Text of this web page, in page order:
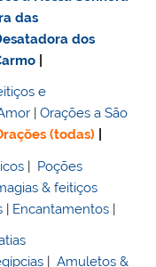
das
dos
e
|Orações a São
(todas)
| Poções
& feitiços
| Encantamentos |
|Amuletos &